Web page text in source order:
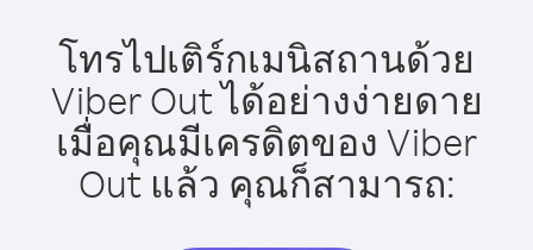
โทรไปเติร์กเมนิสถานด้วย
Viber Out ได้อย่างง่ายดาย
เมื่อคุณมีเครดิตของ Viber
Out แล้ว คุณก็สามารถ: